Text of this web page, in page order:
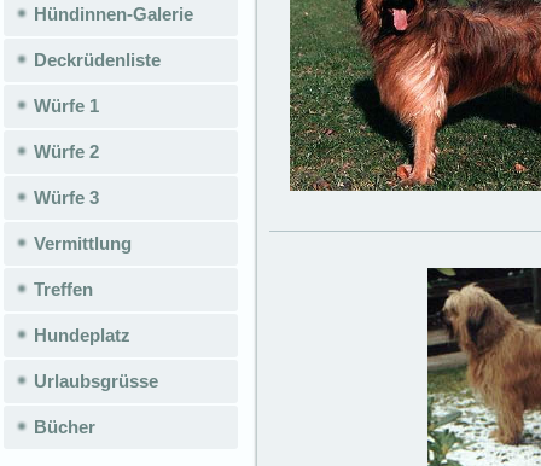
Hündinnen-Galerie
Deckrüdenliste
Würfe 1
Würfe 2
Würfe 3
Vermittlung
Treffen
Hundeplatz
Urlaubsgrüsse
Bücher